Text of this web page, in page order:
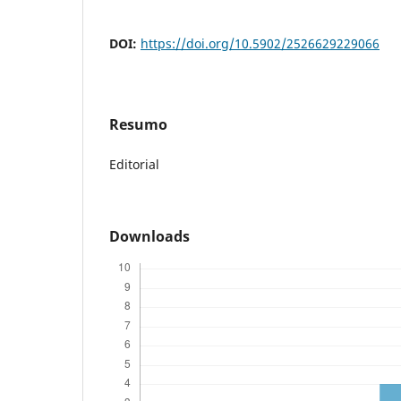
DOI: https://doi.org/10.5902/2526629229066
Resumo
Editorial
Downloads